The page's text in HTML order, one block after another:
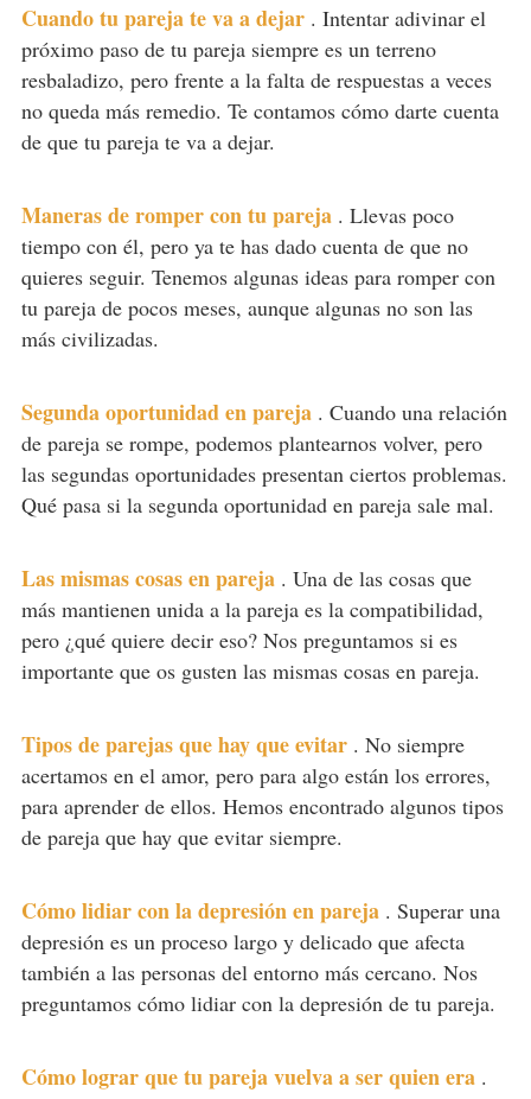
Cuando tu pareja te va a dejar . Intentar adivinar el
próximo paso de tu pareja siempre es un terreno
resbaladizo, pero frente a la falta de respuestas a veces
no queda más remedio. Te contamos cómo darte cuenta
de que tu pareja te va a dejar.
Maneras de romper con tu pareja . Llevas poco
tiempo con él, pero ya te has dado cuenta de que no
quieres seguir. Tenemos algunas ideas para romper con
tu pareja de pocos meses, aunque algunas no son las
más civilizadas.
Segunda oportunidad en pareja . Cuando una relación
de pareja se rompe, podemos plantearnos volver, pero
las segundas oportunidades presentan ciertos problemas.
Qué pasa si la segunda oportunidad en pareja sale mal.
Las mismas cosas en pareja . Una de las cosas que
más mantienen unida a la pareja es la compatibilidad,
pero ¿qué quiere decir eso? Nos preguntamos si es
importante que os gusten las mismas cosas en pareja.
Tipos de parejas que hay que evitar . No siempre
acertamos en el amor, pero para algo están los errores,
para aprender de ellos. Hemos encontrado algunos tipos
de pareja que hay que evitar siempre.
Cómo lidiar con la depresión en pareja . Superar una
depresión es un proceso largo y delicado que afecta
también a las personas del entorno más cercano. Nos
preguntamos cómo lidiar con la depresión de tu pareja.
Cómo lograr que tu pareja vuelva a ser quien era .